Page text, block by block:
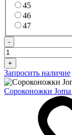
45
46
47
-
+
Запросить наличие
Сороконожки